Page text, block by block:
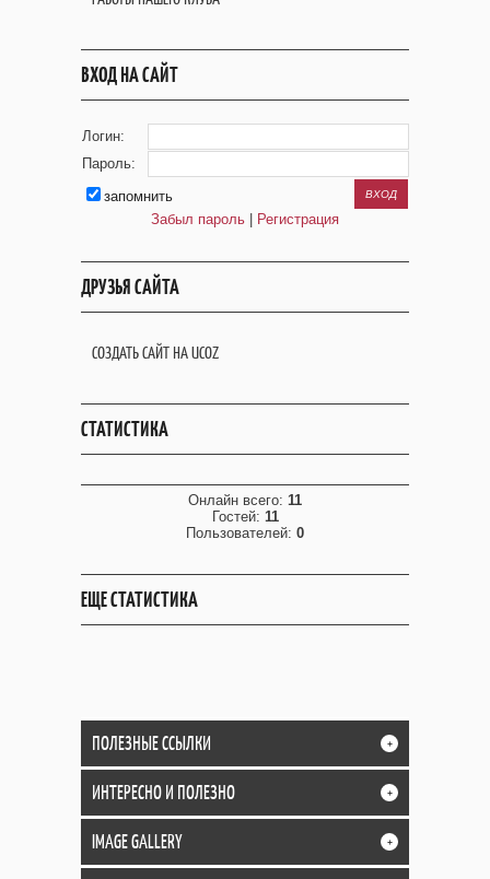
ВХОД НА САЙТ
Логин:
Пароль:
запомнить
Забыл пароль
Регистрация
ДРУЗЬЯ САЙТА
СОЗДАТЬ САЙТ НА UCOZ
СТАТИСТИКА
Онлайн всего: 11
Гостей: 11
Пользователей: 0
ЕЩЕ СТАТИСТИКА
ПОЛЕЗНЫЕ ССЫЛКИ +
ИНТЕРЕСНО И ПОЛЕЗНО +
IMAGE GALLERY +